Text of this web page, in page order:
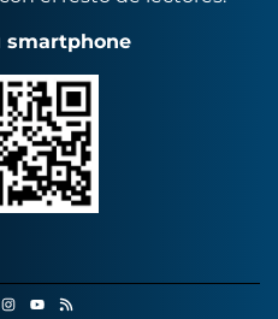
smartphone
Instagram